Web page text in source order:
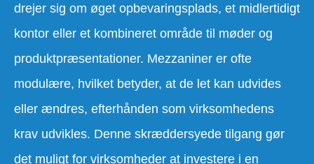
drejer sig om øget opbevaringsplads, et midlertidigt
kontor eller et kombineret område til møder og
produktpræsentationer. Mezzaniner er ofte
modulære, hvilket betyder, at de let kan udvides
eller ændres, efterhånden som virksomhedens
krav udvikles. Denne skræddersyede tilgang gør
det muligt for virksomheder at investere i en